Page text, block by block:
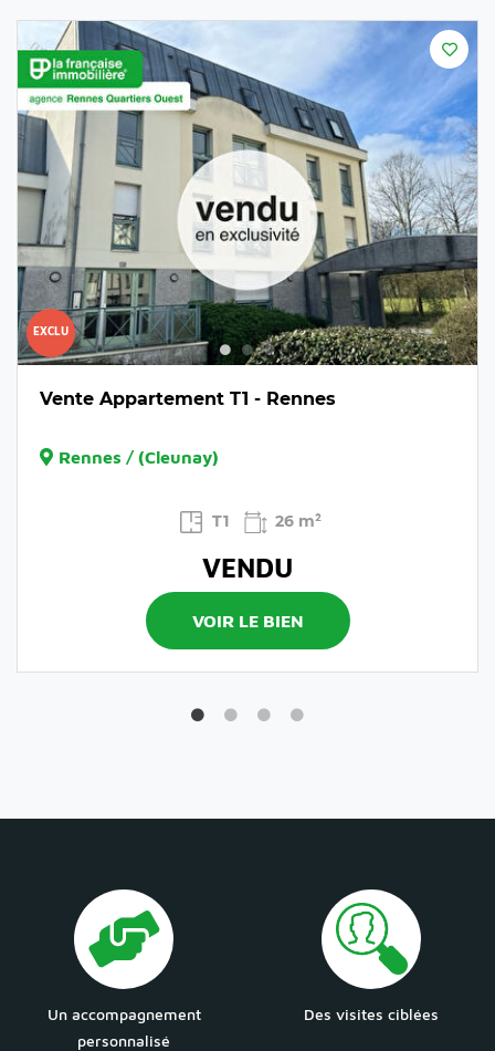
EXCLU
Vente Appartement T1 - Rennes
Rennes / (Cleunay)
T1 26 m²
VENDU
VOIR LE BIEN
Un accompagnement
personnalisé
Des visites ciblées